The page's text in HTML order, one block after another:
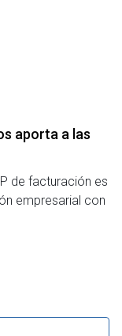
aporta a las
de facturación es
empresarial con